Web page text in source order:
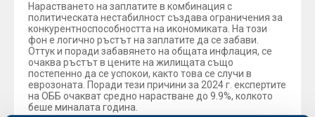
Нарастването на заплатите в комбинация с
политическата нестабилност създава ограничения за
конкурентноспособността на икономиката. На този
фон е логично ръстът на заплатите да се забави.
Оттук и поради забавянето на общата инфлация, се
очаква ръстът в цените на жилищата също
постепенно да се успокои, както това се случи в
еврозоната. Поради тези причини за 2024 г. експертите
на ОББ очакват средно нарастване до 9.9%, колкото
беше миналата година.